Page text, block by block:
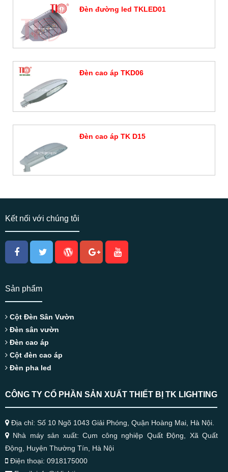
Đèn đường led TKLED01
Đèn cao áp TKD06
Đèn cao áp TK D15
Kết nối với chúng tôi
Sản phẩm
Cột Đèn Sân Vườn
Đèn sân vườn
Đèn cao áp
Cột đèn cao áp
Đèn pha led
CÔNG TY CỔ PHẦN SẢN XUẤT THIẾT BỊ TK LIGHTING
Địa chỉ: Số 10 Ngõ 1043 Giải Phóng, Quận Hoàng Mai, Hà Nội.
Nhà máy sản xuất: Cụm công nghiệp Quất Động, Xã Quất
Động, Huyện Thường Tín, Hà Nội
Điện thoại: 0918175000